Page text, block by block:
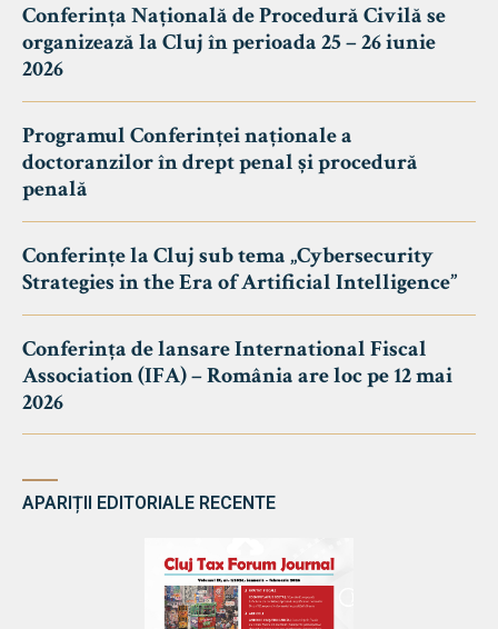
Conferința Națională de Procedură Civilă se
organizează la Cluj în perioada 25 – 26 iunie
2026
Programul Conferinței naționale a
doctoranzilor în drept penal și procedură
penală
Conferințe la Cluj sub tema „Cybersecurity
Strategies in the Era of Artificial Intelligence”
Conferința de lansare International Fiscal
Association (IFA) – România are loc pe 12 mai
2026
APARIȚII EDITORIALE RECENTE